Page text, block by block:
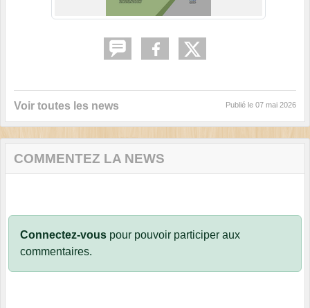
Voir toutes les news Publié le 07 mai 2026
COMMENTEZ LA NEWS
Connectez-vous pour pouvoir participer aux
commentaires.